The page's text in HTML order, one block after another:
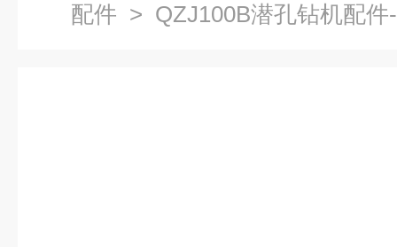
配件 > QZJ100B潜孔钻机配件